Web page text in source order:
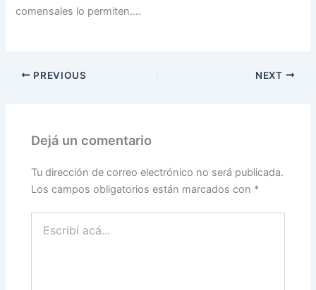
comensales lo permiten….
PREVIOUS NEXT
Dejá un comentario
Tu dirección de correo electrónico no será publicada.
Los campos obligatorios están marcados con *
acá...